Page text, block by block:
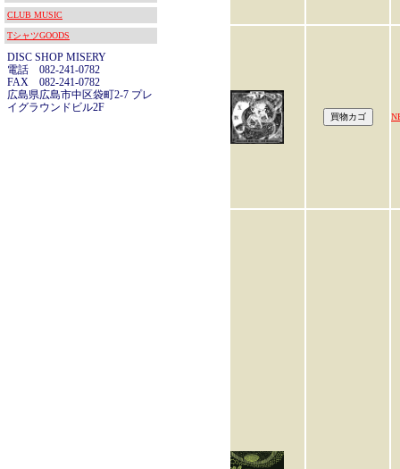
CLUB MUSIC
TシャツGOODS
DISC SHOP MISERY
電話 082-241-0782
FAX 082-241-0782
広島県広島市中区袋町2-7 プレ
イグラウンドビル2F